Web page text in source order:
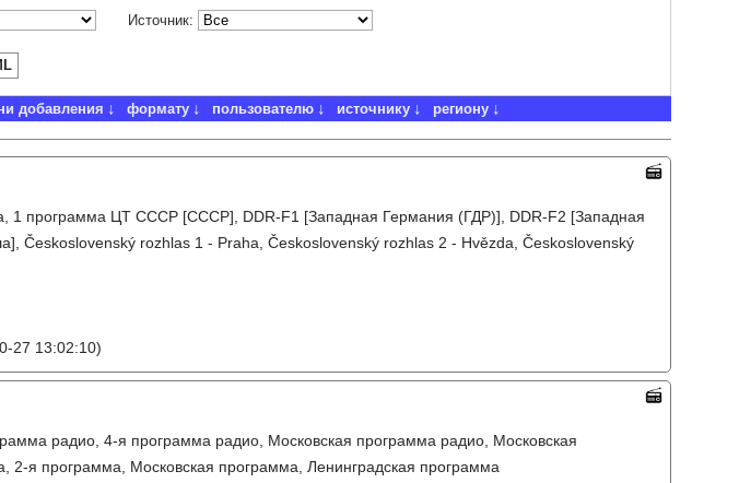
Источник:
добавления формату пользователю источнику региону
1 программа ЦТ СССР [СССР], DDR-F1 [Западная Германия (ГДР)], DDR-F2 [Западная
Československý rozhlas 1 - Praha, Československý rozhlas 2 - Hvězda, Československý
27 13:02:10)
радио, 4-я программа радио, Московская программа радио, Московская
2-я программа, Московская программа, Ленинградская программа